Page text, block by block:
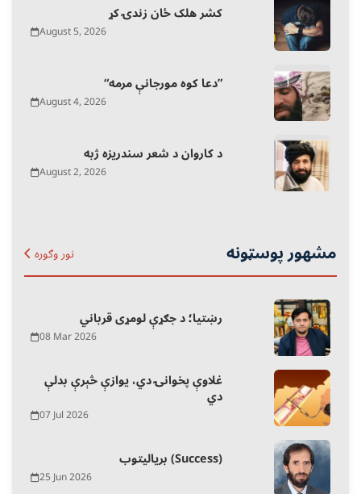
کشر هلک ځان زندۍ کړ
August 5, 2026
“دعا کوه مورجانې مرمه”
August 4, 2026
د کاروان د شعر سندریزه ژبه
August 2, 2026
مشهور پوسټونه نور وګوره
رښتیا؛ د جګړې لومړی قرباني
08 Mar 2026
غلاوې پخوانۍ دي، یوازې څېرې بدلې
دي
07 Jul 2026
بریالیتوب (Success)
25 Jun 2026